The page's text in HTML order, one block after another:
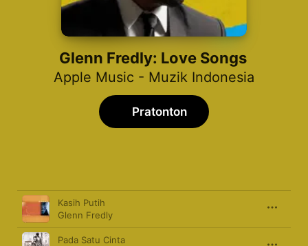
Glenn Fredly: Love Songs
Apple Music - Muzik Indonesia
Pratonton
Lagu Tempoh
Kasih Putih
Glenn Fredly
Pada Satu Cinta